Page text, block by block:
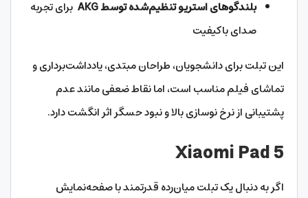
بلندگوهای استریو تنظیم‌شده توسط AKG
برای تجربه
صدای باکیفیت
این تبلت برای دانشجویان، طراحان مبتدی، یادداشت‌برداری و
تماشای فیلم مناسب است، اما نقاط ضعفی مانند عدم
پشتیبانی از نرخ نوسازی بالا و نبود حسگر اثر انگشت دارد.
Xiaomi Pad 5
اگر به دنبال یک تبلت میان‌رده قدرتمند با صفحه‌نمایش